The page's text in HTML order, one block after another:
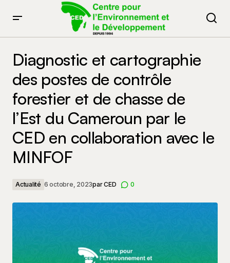
en collaboration avec le MINFOF
Diagnostic et cartographie
des postes de contrôle
forestier et de chasse de
l’Est du Cameroun par le
CED en collaboration avec le
MINFOF
Actualité 6 octobre, 2023parCED 0